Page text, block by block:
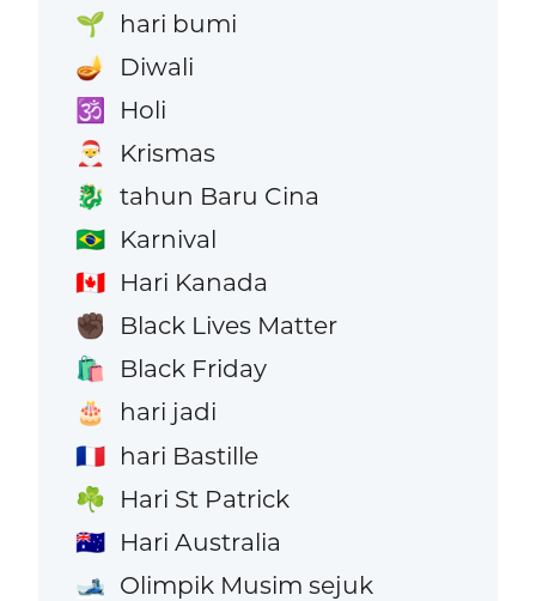
🌱 hari bumi
🪔 Diwali
🕉️ Holi
🎅 Krismas
🐉 tahun Baru Cina
🇧🇷 Karnival
🇨🇦 Hari Kanada
✊🏿 Black Lives Matter
🛍️ Black Friday
🎂 hari jadi
🇫🇷 hari Bastille
☘️ Hari St Patrick
🇦🇺 Hari Australia
🎿 Olimpik Musim sejuk